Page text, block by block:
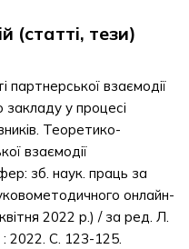
(статті, тези)
партнерської взаємодії
закладу у процесі
Теоретико-
взаємодії
зб. наук. праць за
онлайн-
2022 р.) / за ред. Л.
2022. С. 123-125.